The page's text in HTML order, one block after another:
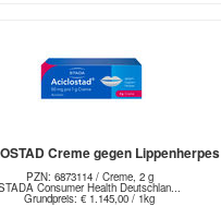
Creme gegen Lippenherpes
PZN: 6873114 / Creme, 2 g
Consumer Health Deutschlan...
Grundpreis: € 1.145,00 / 1kg